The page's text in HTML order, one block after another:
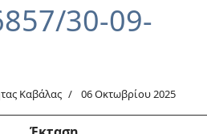
30-09-
Καβάλας 06 Οκτωβρίου 2025